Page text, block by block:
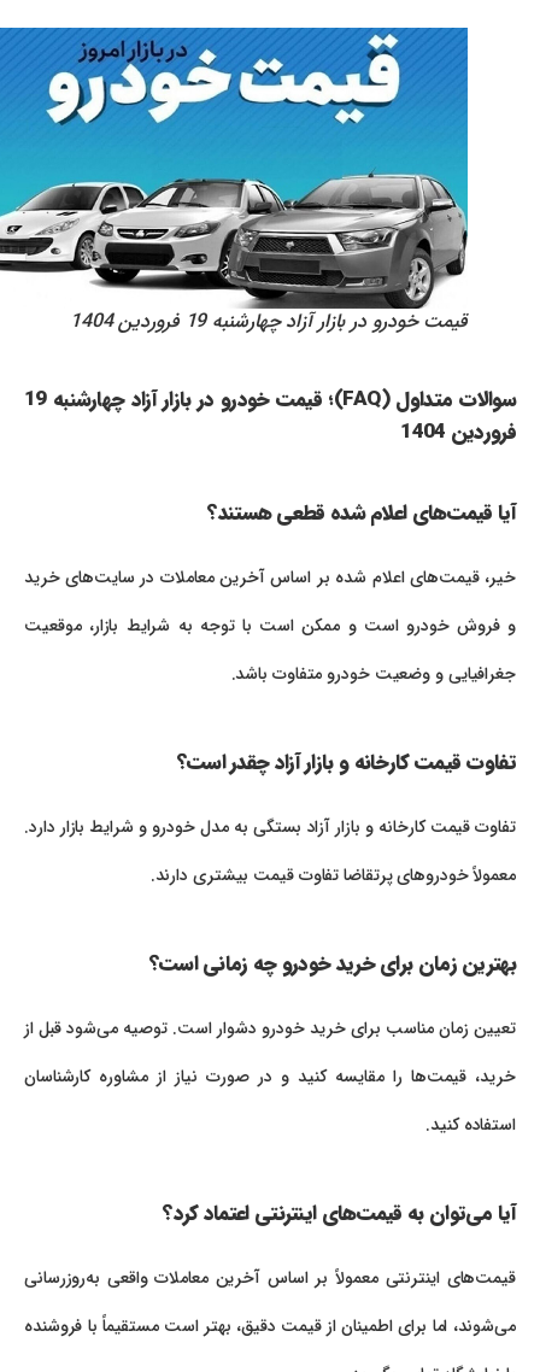
قیمت خودرو در بازار آزاد چهارشنبه 19 فروردین 1404
سوالات متداول (FAQ)؛ قیمت خودرو در بازار آزاد چهارشنبه 19
فروردین 1404
آیا قیمت‌های اعلام شده قطعی هستند؟
خیر، قیمت‌های اعلام شده بر اساس آخرین معاملات در سایت‌های خرید
و فروش خودرو است و ممکن است با توجه به شرایط بازار، موقعیت
جغرافیایی و وضعیت خودرو متفاوت باشد.
تفاوت قیمت کارخانه و بازار آزاد چقدر است؟
تفاوت قیمت کارخانه و بازار آزاد بستگی به مدل خودرو و شرایط بازار دارد.
معمولاً خودروهای پرتقاضا تفاوت قیمت بیشتری دارند.
بهترین زمان برای خرید خودرو چه زمانی است؟
تعیین زمان مناسب برای خرید خودرو دشوار است. توصیه می‌شود قبل از
خرید، قیمت‌ها را مقایسه کنید و در صورت نیاز از مشاوره کارشناسان
استفاده کنید.
آیا می‌توان به قیمت‌های اینترنتی اعتماد کرد؟
قیمت‌های اینترنتی معمولاً بر اساس آخرین معاملات واقعی به‌روزرسانی
می‌شوند، اما برای اطمینان از قیمت دقیق، بهتر است مستقیماً با فروشنده